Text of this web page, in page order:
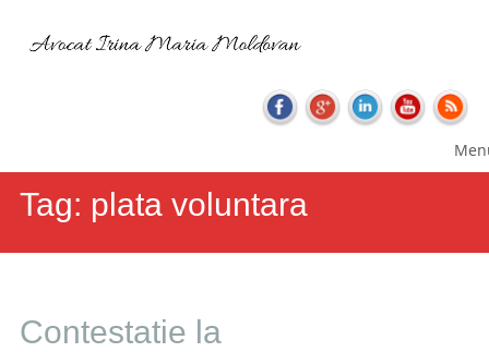
Main
menu
to
Tag: plata voluntara
Contestatie la